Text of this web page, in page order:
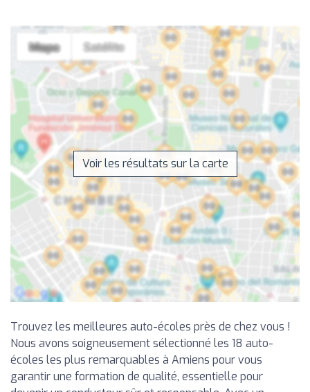
Voir les résultats sur la carte
Trouvez les meilleures auto-écoles près de chez vous !
Nous avons soigneusement sélectionné les 18 auto-
écoles les plus remarquables à Amiens pour vous
garantir une formation de qualité, essentielle pour